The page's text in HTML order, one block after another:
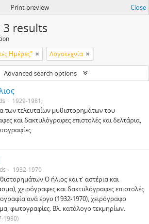
Print preview Close
3 results
Ημέρες" Λογοτεχνία
Advanced search options
1929-1981;
των τελευταίων μυθιστορημάτων του
και δακτυλόγραφες επιστολές και δελτάρια,
1932-1970
Ο ήλιος και τ' αστέρια και
χειρόγραφες και δακτυλόγραφες επιστολές
ανά έργο (1932-1970), χειρόγραφο
φωτογραφίες. Βλ. κατάλογο τεκμηρίων.
1980)